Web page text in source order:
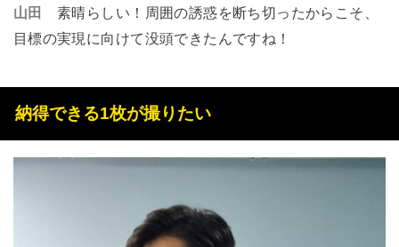
山田素晴らしい！周囲の誘惑を断ち切ったからこそ、
目標の実現に向けて没頭できたんですね！
納得できる1枚が撮りたい